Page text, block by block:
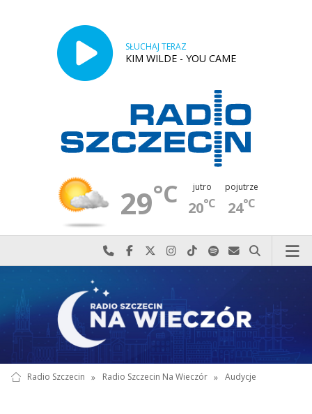
SŁUCHAJ TERAZ
KIM WILDE - YOU CAME
29°C jutro
20°C
pojutrze
24°C
Najlepiej po prostu do nas zadzwoń
Odwiedź nas na Facebook-u
Odwiedź nas na X
Odwiedź nas na Instagram-ie
Odwiedź nas na TikTok-u
Szukaj nas na Spotify
Wyślij do nas
Szukaj
Radio Szczecin » Radio Szczecin Na Wieczór » Audycje